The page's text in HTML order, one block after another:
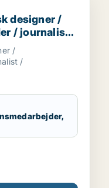
/
/
designer /
/ journalist /
/
/